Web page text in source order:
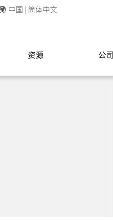
中国 | 简体中文
资源 公